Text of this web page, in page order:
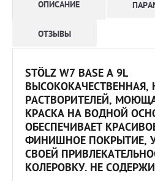
ОПИСАНИЕ
ОТЗЫВЫ
STÖLZ W7 BASE А 9L
РАСТВОРИТЕЛЕЙ,
КРАСКА НА ВОДНОЙ
ОБЕСПЕЧИВАЕТ
ФИНИШНОЕ ПОКРЫТИЕ,
СВОЕЙ
КОЛЕРОВКУ. НЕ